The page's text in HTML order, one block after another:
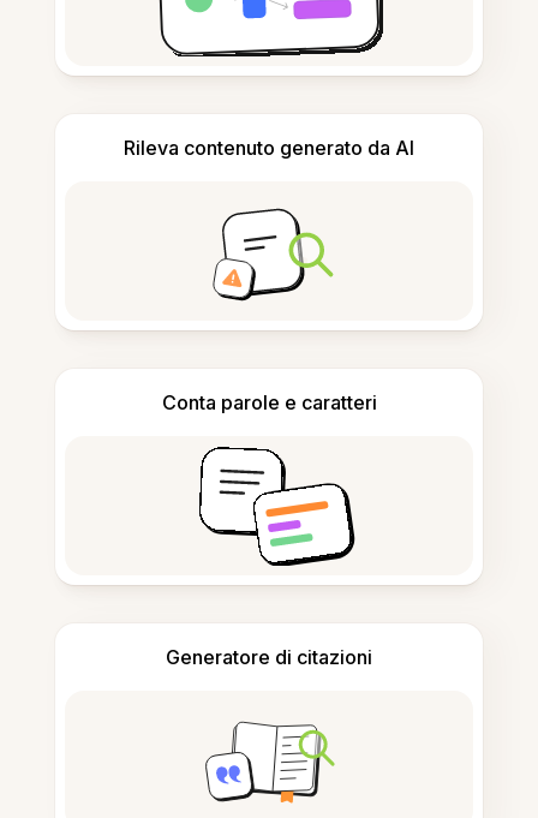
Rileva contenuto generato da AI
Conta parole e caratteri
Generatore di citazioni